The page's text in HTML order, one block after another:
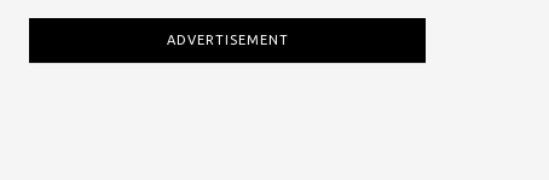
ADVERTISEMENT